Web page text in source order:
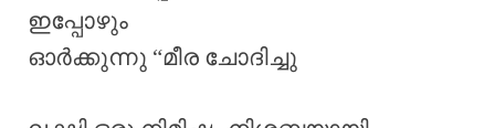
ഇപ്പോഴും
ഓർക്കുന്നു “മീര ചോദിച്ചു